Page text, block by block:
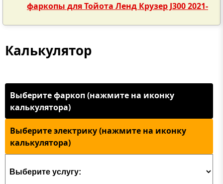
фаркопы для Тойота Ленд Крузер J300 2021-
Калькулятор
Выберите фаркоп (нажмите на иконку
калькулятора)
Выберите электрику (нажмите на иконку
калькулятора)